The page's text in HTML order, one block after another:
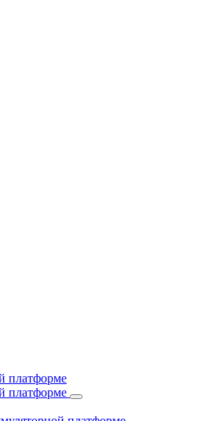
платформе
платформе